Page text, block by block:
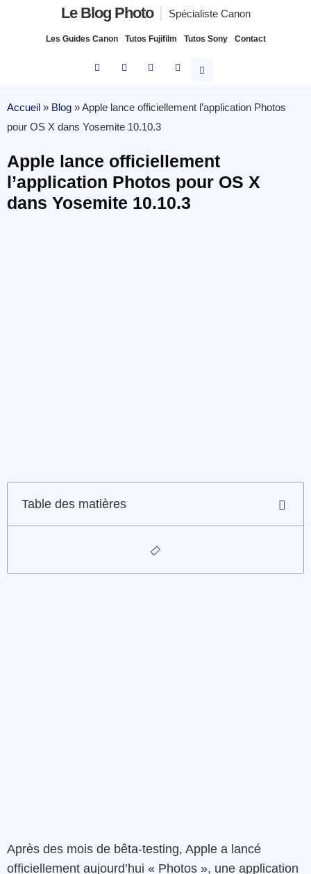
Le Blog Photo Spécialiste Canon
Les Guides Canon Tutos Fujifilm Tutos Sony Contact
Accueil » Blog »Apple lance officiellement l’application Photos
pour OS X dans Yosemite 10.10.3
Apple lance officiellement
l’application Photos pour OS X
dans Yosemite 10.10.3
Table des matières
Après des mois de bêta-testing, Apple a lancé
officiellement aujourd’hui « Photos », une application